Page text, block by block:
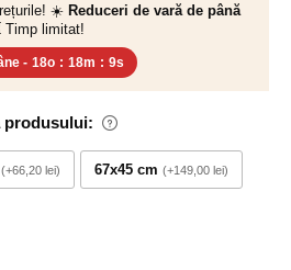
☀️ Reduceri de vară de până
Timp limitat!
- 18o : 18m : 8s
produsului:
+66,20 lei 67x45 cm +149,00 lei